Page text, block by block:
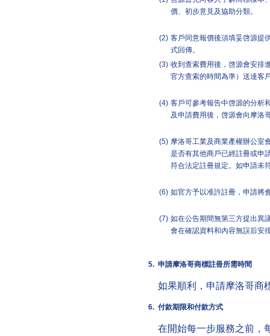
價、初步意見及協助分類。
(2) 客戶同意報價後須填妥啓源提
式回傳。
(3) 收到查索費用後，啓源會安排
官方查索的時間為準）送達客
(4) 客戶可參考報告中啓源的分析
及申請費用後，啓源會向摩洛
(5) 摩洛哥工業及商業產權辦公室
是否有其他商戶已經註冊或申
符合法定註冊規定。如申請未
(6) 如官方予以准許註冊，申請將
(7) 如在公告期間無第三方提出異
會在確認資料和內容無誤后安
5. 申請摩洛哥商標註冊所需時間
如果順利，申請摩洛哥商
6. 付款期限和付款方式
在開始每一步服務之前，